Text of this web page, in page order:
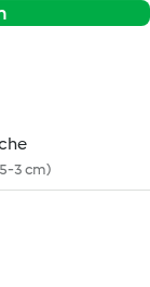
3 cm)